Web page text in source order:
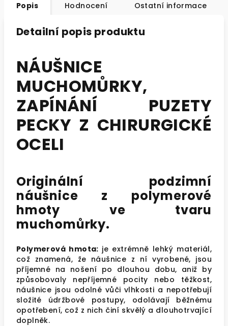
Popis Hodnocení Ostatní informace
Detailní popis produktu
NÁUŠNICE
MUCHOMŮRKY,
ZAPÍNÁNÍ PUZETY
PECKY Z CHIRURGICKÉ
OCELI
Originální podzimní
náušnice z polymerové
hmoty ve tvaru
muchomůrky.
Polymerová hmota: je extrémně lehký materiál,
což znamená, že náušnice z ní vyrobené, jsou
příjemné na nošení po dlouhou dobu, aniž by
způsobovaly nepříjemné pocity nebo těžkost,
náušnice jsou odolné vůči vlhkosti a nepotřebují
složité údržbové postupy, odolávají běžnému
opotřebení, což z nich činí skvělý a dlouhotrvající
doplněk.